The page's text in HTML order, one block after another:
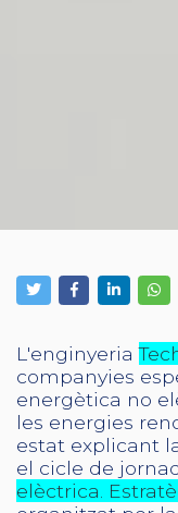
L'enginyeria
companyies
energètica no
les energies
estat explicant
el cicle de
elèctrica.